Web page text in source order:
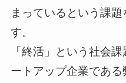
まっているという課
す。
「終活」という社会
ートアップ企業であ